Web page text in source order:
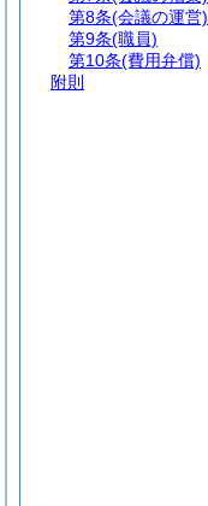
第8条(会議の運営)
第9条(職員)
第10条(費用弁償)
附則